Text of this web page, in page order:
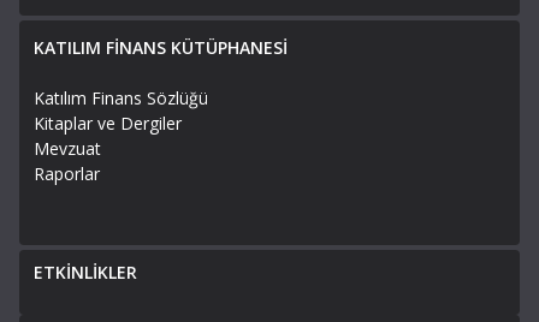
KATILIM FİNANS KÜTÜPHANESİ
Katılım Finans Sözlüğü
Kitaplar ve Dergiler
Mevzuat
Raporlar
ETKİNLİKLER